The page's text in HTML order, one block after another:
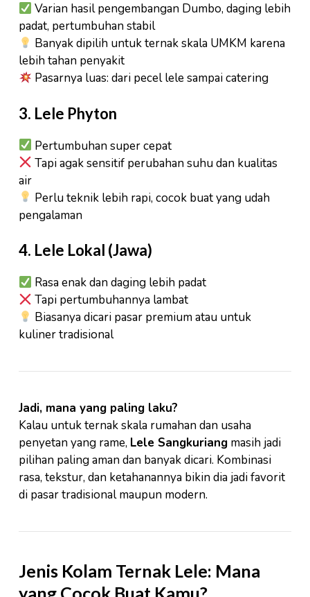
Varian hasil pengembangan Dumbo, daging lebih
padat, pertumbuhan stabil
Banyak dipilih untuk ternak skala UMKM karena
lebih tahan penyakit
Pasarnya luas: dari pecel lele sampai catering
3. Lele Phyton
Pertumbuhan super cepat
Tapi agak sensitif perubahan suhu dan kualitas
air
Perlu teknik lebih rapi, cocok buat yang udah
pengalaman
4. Lele Lokal (Jawa)
Rasa enak dan daging lebih padat
Tapi pertumbuhannya lambat
Biasanya dicari pasar premium atau untuk
kuliner tradisional
Jadi, mana yang paling laku?
Kalau untuk ternak skala rumahan dan usaha
penyetan yang rame, Lele Sangkuriang masih jadi
pilihan paling aman dan banyak dicari. Kombinasi
rasa, tekstur, dan ketahanannya bikin dia jadi favorit
di pasar tradisional maupun modern.
Jenis Kolam Ternak Lele: Mana